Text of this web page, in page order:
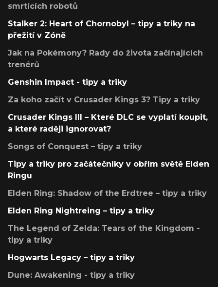
smrtících robotů
Stalker 2: Heart of Chornobyl – tipy a triky na
přežití v Zóně
Jak na Pokémony? Rady do života začínajících
trenérů
Genshin Impact - tipy a triky
Za koho začít v Crusader Kings 3? Tipy a triky
Crusader Kings III – Které DLC se vyplatí koupit,
a které raději ignorovat?
Songs of Conquest – tipy a triky
Tipy a triky pro začátečníky v obřím světě Elden
Ringu
Elden Ring: Shadow of the Erdtree – tipy a triky
Elden Ring Nightreing – tipy a triky
The Legend of Zelda: Tears of the Kingdom -
tipy a triky
Hogwarts Legacy – tipy a triky
Dune: Awakening - tipy a triky